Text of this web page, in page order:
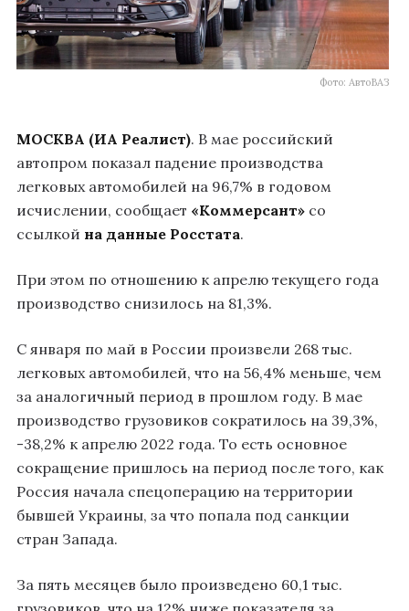
Фото: АвтоВАЗ
МОСКВА (ИА Реалист). В мае российский
автопром показал падение производства
легковых автомобилей на 96,7% в годовом
исчислении, сообщает «Коммерсант» со
ссылкой на данные Росстата.
При этом по отношению к апрелю текущего года
производство снизилось на 81,3%.
С января по май в России произвели 268 тыс.
легковых автомобилей, что на 56,4% меньше, чем
за аналогичный период в прошлом году. В мае
производство грузовиков сократилось на 39,3%,
-38,2% к апрелю 2022 года. То есть основное
сокращение пришлось на период после того, как
Россия начала спецоперацию на территории
бывшей Украины, за что попала под санкции
стран Запада.
За пять месяцев было произведено 60,1 тыс.